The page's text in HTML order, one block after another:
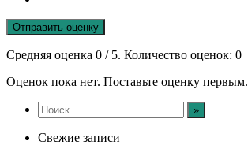
Отправить оценку
Средняя оценка 0 / 5. Количество оценок: 0
Оценок пока нет. Поставьте оценку первым.
Свежие записи